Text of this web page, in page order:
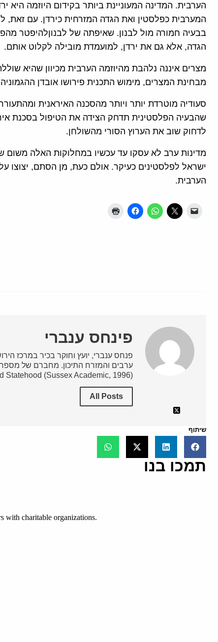
הערבית. המדינה המעוניינת ביותר בקידום היוזמה היא
המערבית כפלסטין ואת הגדה המזרחית כירדן. עם זאת,
בבעיה חמורה מול לבנון. שאיפתה של לבנוןלהיפטר
הגדה, אלא גם את ירדן, למועמדת מובילה לקלוט אותם.
מצרים איננה נלהבת מהיוזמה הערבית מכיוון שהיא
מבחינת המצרים, מימוש התכנית פירושו אובדן
סעודיה מוטרדת יותר ויותר מהסכנה האיראנית
שהבעיה הפלסטינית תדחק הצידה את הטיפול בסכנת
לדחוק שוב את הערוץ הסורי מהשולחן.
מדינות ערב לא עסקו עד עכשיו במחלוקות האלה משום
ישראל לפלסטינים כעיקר. אולם כעת, מן הסתם, יצוצו
הערבית.
פינחס ענברי
פנחס ענברי, יועץ וחוקר בכיר במרכז
Statehood (Sussex Academic, 1996).
All Posts
שיתוף
תמכו בנו